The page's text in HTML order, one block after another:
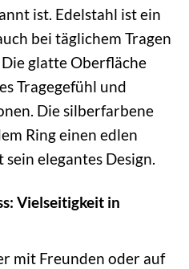
ist. Edelstahl ist ein
bei täglichem Tragen
glatte Oberfläche
Tragegefühl und
Die silberfarbene
Ring einen edlen
elegantes Design.
Vielseitigkeit in
mit Freunden oder auf